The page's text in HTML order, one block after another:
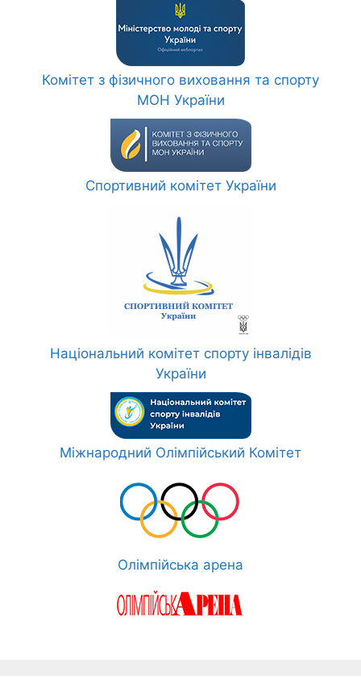
Комітет з фізичного виховання та спорту
МОН України
Спортивний комітет України
Національний комітет спорту інвалідів
України
Міжнародний Олімпійський Комітет
Олімпійська арена